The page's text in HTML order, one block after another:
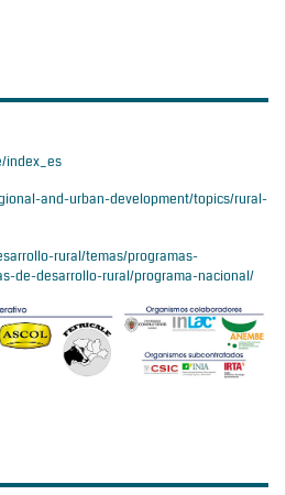
index_es
and-urban-development/topics/rural-
rural/temas/programas-
de-desarrollo-rural/programa-nacional/